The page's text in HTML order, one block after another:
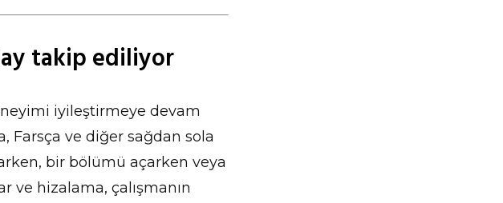
takip ediliyor
iyileştirmeye devam
Farsça ve diğer sağdan sola
bir bölümü açarken veya
ve hizalama, çalışmanın